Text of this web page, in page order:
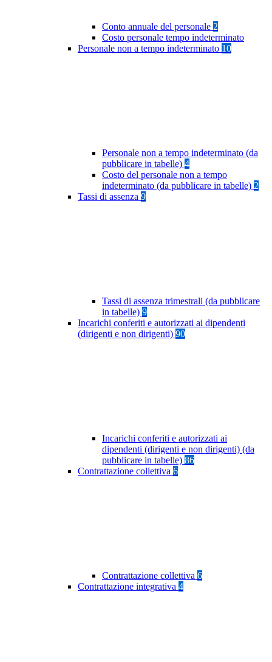
Conto annuale del personale 2
Costo personale tempo indeterminato
Personale non a tempo indeterminato 10
Personale non a tempo indeterminato (da
pubblicare in tabelle) 4
Costo del personale non a tempo
indeterminato (da pubblicare in tabelle) 2
Tassi di assenza 9
Tassi di assenza trimestrali (da pubblicare
in tabelle) 9
Incarichi conferiti e autorizzati ai dipendenti
(dirigenti e non dirigenti) 90
Incarichi conferiti e autorizzati ai
dipendenti (dirigenti e non dirigenti) (da
pubblicare in tabelle) 86
Contrattazione collettiva 6
Contrattazione collettiva 6
Contrattazione integrativa 4